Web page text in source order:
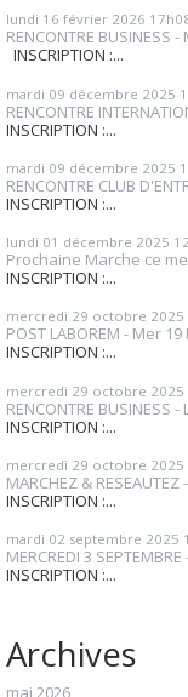
lundi 16 février 2026
RENCONTRE BUSINESS -
INSCRIPTION :...
mardi 09 décembre 2025
RENCONTRE
INSCRIPTION :...
mardi 09 décembre 2025
RENCONTRE CLUB
INSCRIPTION :...
lundi 01 décembre 2025
Prochaine Marche ce
INSCRIPTION :...
mercredi 29 octobre 2025
POST LABOREM - Mer
INSCRIPTION :...
mercredi 29 octobre 2025
RENCONTRE BUSINESS
INSCRIPTION :...
mercredi 29 octobre 2025
MARCHEZ &
INSCRIPTION :...
mardi 02 septembre 2025
MERCREDI 3
INSCRIPTION :...
Archives
mai 2026